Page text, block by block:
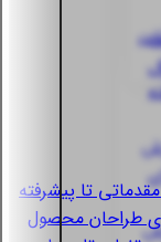
تا پیشرفته
طراحان محصول